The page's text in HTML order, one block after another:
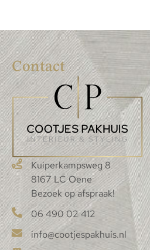
Contact
Kuiperkampsweg 8
8167 LC Oene
Bezoek op afspraak!
06 490 02 412
info@cootjespakhuis.nl